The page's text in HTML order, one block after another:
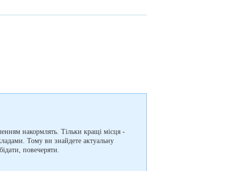
накормлять. Тільки кращі місця -
Тому ви знайдете актуальну
повечеряти.